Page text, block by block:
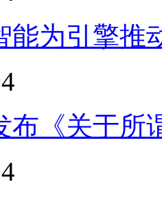
能为引擎推
布《关于所